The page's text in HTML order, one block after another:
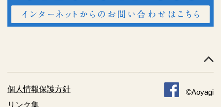
個人情報保護方針
リンク集
©Aoyagi